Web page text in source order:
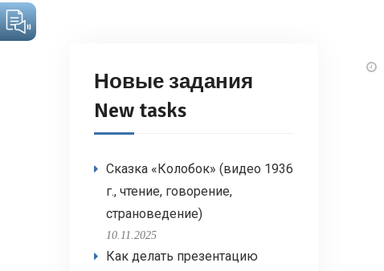
Новые задания
New tasks
Сказка «Колобок» (видео 1936
г., чтение, говорение,
страноведение)
10.11.2025
Как делать презентацию